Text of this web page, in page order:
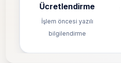
Ücretlendirme
İşlem öncesi yazılı
bilgilendirme